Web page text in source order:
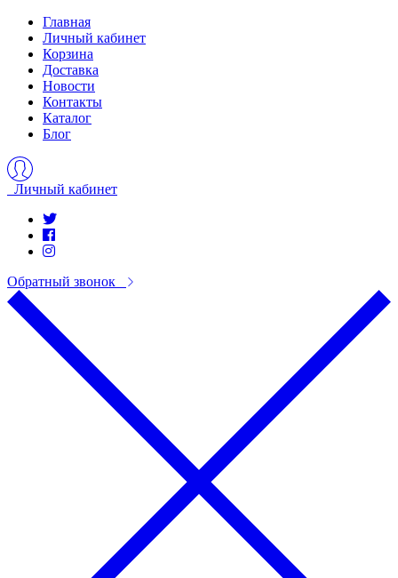
Главная
Личный кабинет
Корзина
Доставка
Новости
Контакты
Каталог
Блог
Личный кабинет
Обратный звонок